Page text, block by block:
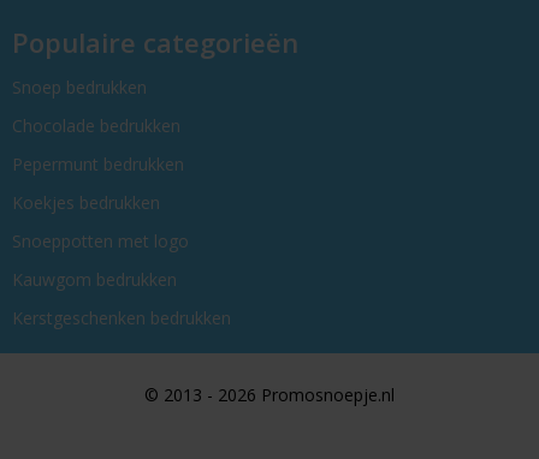
Populaire categorieën
Snoep bedrukken
Chocolade bedrukken
Pepermunt bedrukken
Koekjes bedrukken
Snoeppotten met logo
Kauwgom bedrukken
Kerstgeschenken bedrukken
© 2013 - 2026 Promosnoepje.nl